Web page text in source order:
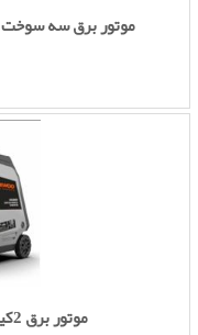
موتور برق سه سوخت 5کیلو وات دوو مدل GDA5250ST
موتور برق 2کیلو وات دوو مدل GD2000S